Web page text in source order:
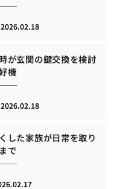
2026.02.18
が玄関の鍵交換を検討
機
2026.02.18
した家族が日常を取り
で